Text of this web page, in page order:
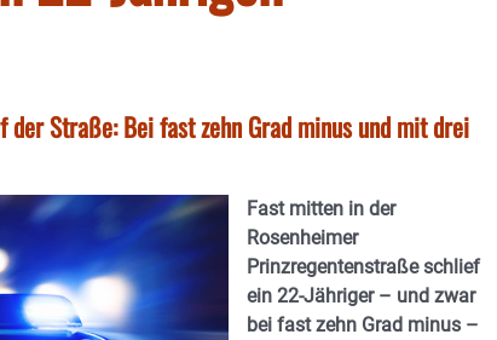
Straße: Bei fast zehn Grad minus und mit drei
Fast mitten in der
Rosenheimer
Prinzregentenstraße schlief
ein 22-Jähriger – und zwar
bei fast zehn Grad minus –